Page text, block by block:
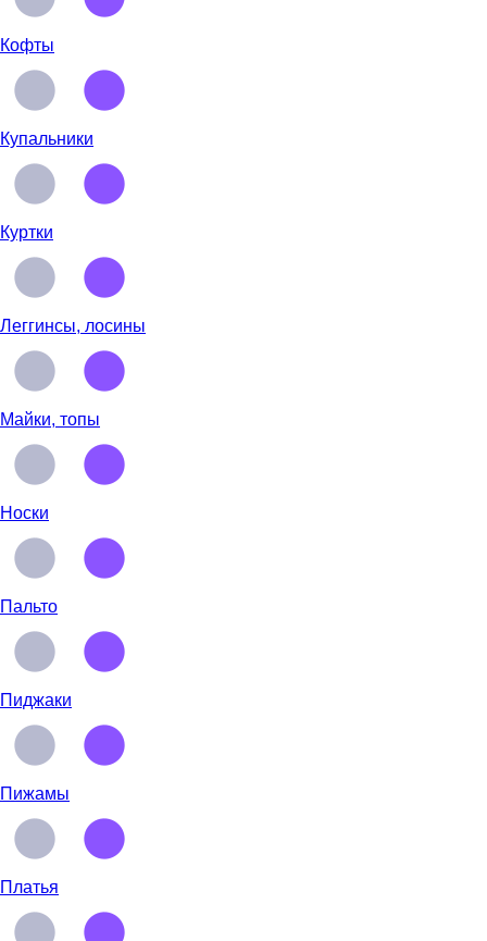
Кофты
Купальники
Куртки
Леггинсы, лосины
Майки, топы
Носки
Пальто
Пиджаки
Пижамы
Платья